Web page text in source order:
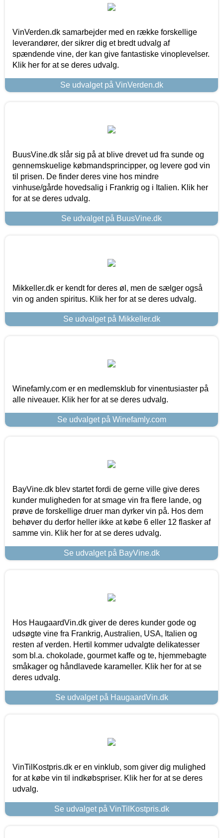
VinVerden.dk samarbejder med en række forskellige
leverandører, der sikrer dig et bredt udvalg af
spændende vine, der kan give fantastiske vinoplevelser.
Klik her for at se deres udvalg.
Se udvalget på VinVerden.dk
BuusVine.dk slår sig på at blive drevet ud fra sunde og
gennemskuelige købmandsprincipper, og levere god vin
til prisen. De finder deres vine hos mindre
vinhuse/gårde hovedsalig i Frankrig og i Italien. Klik her
for at se deres udvalg.
Se udvalget på BuusVine.dk
Mikkeller.dk er kendt for deres øl, men de sælger også
vin og anden spiritus. Klik her for at se deres udvalg.
Se udvalget på Mikkeller.dk
Winefamly.com er en medlemsklub for vinentusiaster på
alle niveauer. Klik her for at se deres udvalg.
Se udvalget på Winefamly.com
BayVine.dk blev startet fordi de gerne ville give deres
kunder muligheden for at smage vin fra flere lande, og
prøve de forskellige druer man dyrker vin på. Hos dem
behøver du derfor heller ikke at købe 6 eller 12 flasker af
samme vin. Klik her for at se deres udvalg.
Se udvalget på BayVine.dk
Hos HaugaardVin.dk giver de deres kunder gode og
udsøgte vine fra Frankrig, Australien, USA, Italien og
resten af verden. Hertil kommer udvalgte delikatesser
som bl.a. chokolade, gourmet kaffe og te, hjemmebagte
småkager og håndlavede karameller. Klik her for at se
deres udvalg.
Se udvalget på HaugaardVin.dk
VinTilKostpris.dk er en vinklub, som giver dig mulighed
for at købe vin til indkøbspriser. Klik her for at se deres
udvalg.
Se udvalget på VinTilKostpris.dk